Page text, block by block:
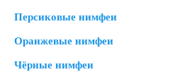
Персиковые нимфеи
Оранжевые нимфеи
Чёрные нимфеи